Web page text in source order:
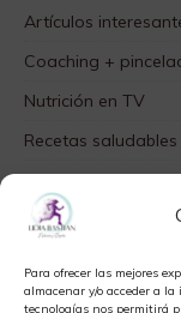
Para ofrecer las mejores
almacenar y/o acceder a
tecnologías nos permitirá
Artículos
Coaching +
Nutrición en TV
Recetas saludables
SABORES
Videos TOP
META